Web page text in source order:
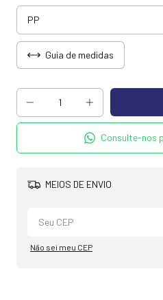
Guia de medidas
Consulte-nos
MEIOS DE ENVIO
Não sei meu CEP